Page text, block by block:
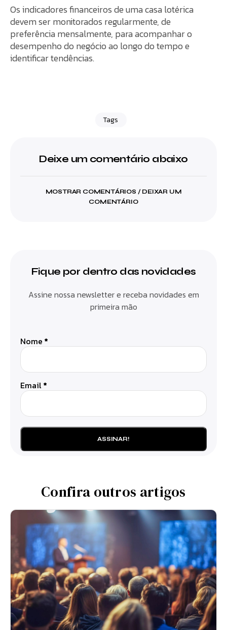
Os indicadores financeiros de uma casa lotérica
devem ser monitorados regularmente, de
preferência mensalmente, para acompanhar o
desempenho do negócio ao longo do tempo e
identificar tendências.
Tags
Deixe um comentário abaixo
MOSTRAR COMENTÁRIOS / DEIXAR UM
COMENTÁRIO
Fique por dentro das novidades
Assine nossa newsletter e receba novidades em
primeira mão
Nome *
Email*
Confira outros artigos